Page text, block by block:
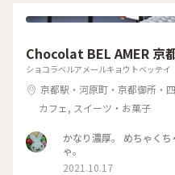
Chocolat BEL AMER 京
ショコラベルアメールキョウトベッテイ
京都駅・河原町・京都御所・
カフェ, スイーツ・お菓子
かなり濃厚。 めちゃく
ゃ。
2021.10.17